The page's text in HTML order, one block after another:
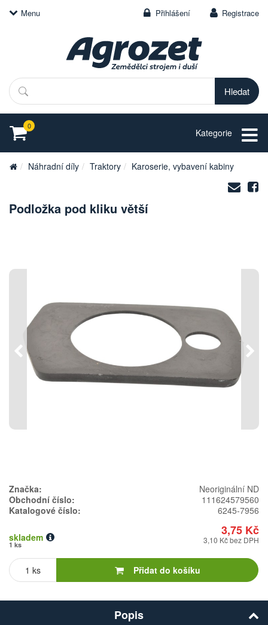
Menu Přihlášení Registrace
Hledat
0
Kategorie
Náhradní díly Traktory Karoserie, vybavení kabiny
na
Podložka pod kliku větší
Předchozí
Značka:
Neoriginální ND
Obchodní číslo:
111624579560
Katalogové číslo:
6245-7956
3,75 Kč
skladem
1 ks 3,10 Kč bez DPH
Počet
Přidat do košíku
Popis